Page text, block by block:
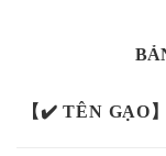
xốp và không dính
Đặc biệt, gạo lúc
【✔️ TÊN GẠO】